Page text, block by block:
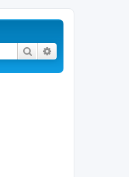
Etsi